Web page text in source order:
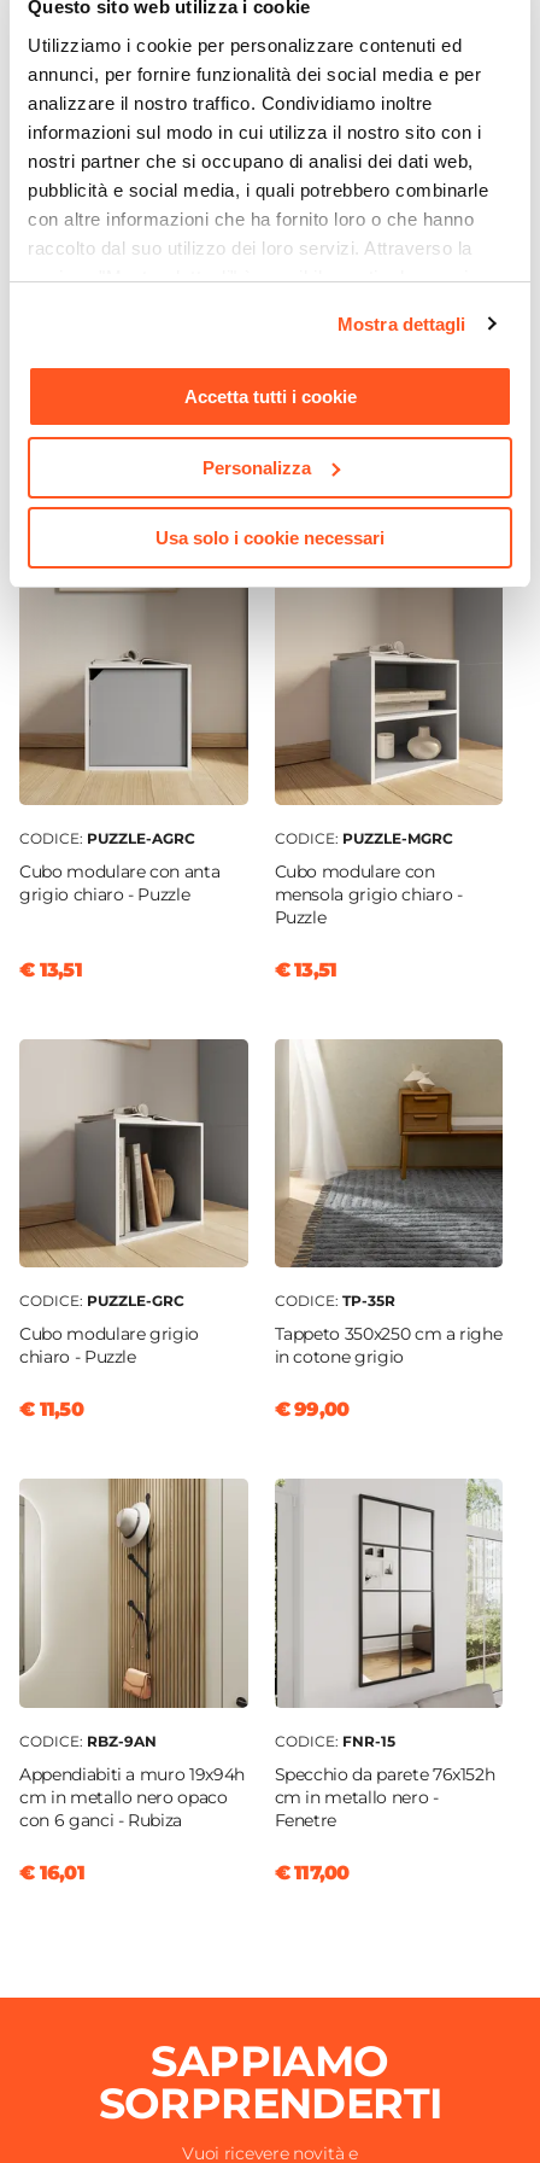
Questo sito web utilizza i cookie
Utilizziamo i cookie per personalizzare contenuti ed
annunci, per fornire funzionalità dei social media e per
analizzare il nostro traffico. Condividiamo inoltre
informazioni sul modo in cui utilizza il nostro sito con i
nostri partner che si occupano di analisi dei dati web,
pubblicità e social media, i quali potrebbero combinarle
con altre informazioni che ha fornito loro o che hanno
raccolto dal suo utilizzo dei loro servizi. Attraverso la
sezione "Mostra dettagli" è possibile gestire le proprie
momento. Per maggiori informazioni si invita a leggere la
nostraCookie Policy.
Mostra dettagli
Accetta tutti i cookie
Personalizza
Usa solo i cookie necessari
Struttura Pieghevole
Si
Colore Seduta
Grigio
Colore Struttura
Bianco
Materiale Seduta
Tessuto
Seduta ergonomica|Con scrittoio|Con ruote
Materiale Imbottitura
Schiuma poliuretanica
Verniciatura a polvere
Assemblato
No
€ 232,00 € 152,00
CODICE:
Libreria 70x180h cm ripiani
bianchi e struttura in acciaio
€ 72,00
Libreria sospesa 70x90h cm
in acciaio grigio con
€ 37,00
CODICE: PUZZLE-AGRC
Cubo modulare con anta
grigio chiaro - Puzzle
€ 13,51
CODICE: PUZZLE-MGRC
Cubo modulare con
mensola grigio chiaro -
Puzzle
€ 13,51
CODICE: PUZZLE-GRC
Cubo modulare grigio
chiaro - Puzzle
€ 11,50
CODICE: TP-35R
Tappeto 350x250 cm a righe
in cotone grigio
€ 99,00
CODICE: RBZ-9AN
Appendiabiti a muro 19x94h
cm in metallo nero opaco
con 6 ganci - Rubiza
€ 16,01
CODICE: FNR-15
Specchio da parete 76x152h
cm in metallo nero -
Fenetre
€ 117,00
SAPPIAMO
SORPRENDERTI
Vuoi ricevere novità e